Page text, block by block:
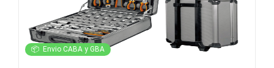
📦 Envio CABA y GBA